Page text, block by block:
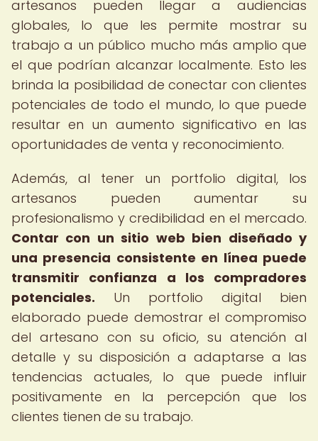
artesanos pueden llegar a audiencias
globales, lo que les permite mostrar su
trabajo a un público mucho más amplio que
el que podrían alcanzar localmente. Esto les
brinda la posibilidad de conectar con clientes
potenciales de todo el mundo, lo que puede
resultar en un aumento significativo en las
oportunidades de venta y reconocimiento.
Además, al tener un portfolio digital, los
artesanos pueden aumentar su
profesionalismo y credibilidad en el mercado.
Contar con un sitio web bien diseñado y
una presencia consistente en línea puede
transmitir confianza a los compradores
potenciales. Un portfolio digital bien
elaborado puede demostrar el compromiso
del artesano con su oficio, su atención al
detalle y su disposición a adaptarse a las
tendencias actuales, lo que puede influir
positivamente en la percepción que los
clientes tienen de su trabajo.